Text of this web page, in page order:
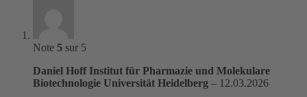
Note 5 sur 5
Daniel Hoff Institut für Pharmazie und Molekulare
Biotechnologie Universität Heidelberg – 12.03.2026